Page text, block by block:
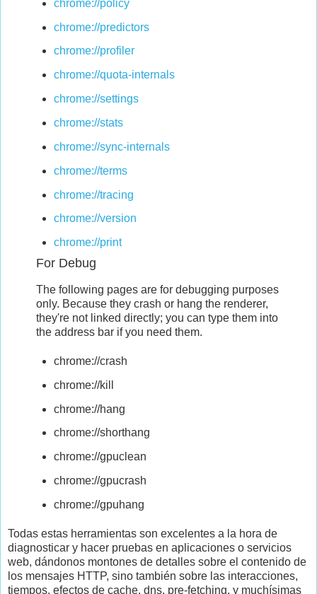
chrome://policy
chrome://predictors
chrome://profiler
chrome://quota-internals
chrome://settings
chrome://stats
chrome://sync-internals
chrome://terms
chrome://tracing
chrome://version
chrome://print
For Debug
The following pages are for debugging purposes
only. Because they crash or hang the renderer,
they're not linked directly; you can type them into
the address bar if you need them.
chrome://crash
chrome://kill
chrome://hang
chrome://shorthang
chrome://gpuclean
chrome://gpucrash
chrome://gpuhang
Todas estas herramientas son excelentes a la hora de
diagnosticar y hacer pruebas en aplicaciones o servicios
web, dándonos montones de detalles sobre el contenido de
los mensajes HTTP, sino también sobre las interacciones,
tiempos, efectos de cache, dns, pre-fetching, y muchísimas